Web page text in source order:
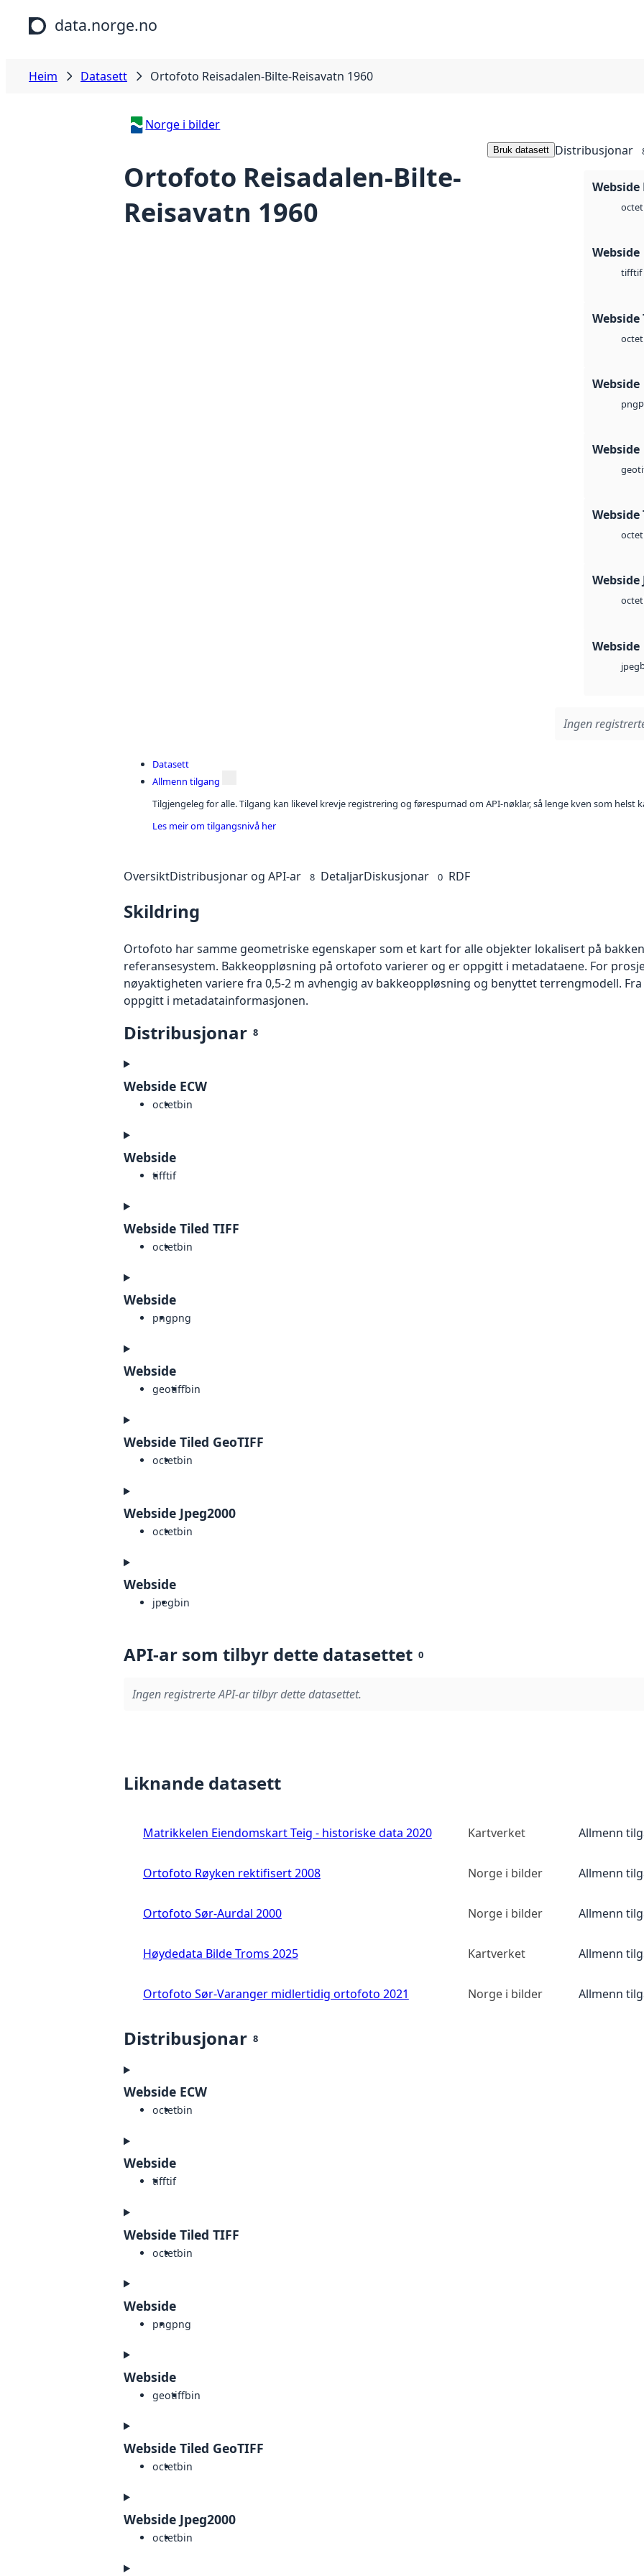
Hopp til hovudinnhald
data.norge.no
Heim Datasett Ortofoto Reisadalen-Bilte-Reisavatn 1960
Norge i bilder
Ortofoto Reisadalen-Bilte-
Reisavatn 1960
Bruk datasett Distribusjonar
Webside
octet
Webside
tifftif
Webside
octet
Webside
png
Webside
Webside
octet
Webside
octet
Webside
jpeg
Ingen
Datasett
Allmenn tilgang
Tilgjengeleg for alle. Tilgang kan likevel krevje registrering og førespurnad om API-nøklar, så lenge kven som helst
Les meir om tilgangsnivå her
OversiktDistribusjonar og API-ar 8 DetaljarDiskusjonar 0 RDF
Skildring
Ortofoto har samme geometriske egenskaper som et kart for alle objekter lokalisert på
referansesystem. Bakkeoppløsning på ortofoto varierer og er oppgitt i metadataene. For
nøyaktigheten variere fra 0,5-2 m avhengig av bakkeoppløsning og benyttet terrengmodell.
oppgitt i metadatainformasjonen.
Distribusjonar 8
Webside ECW
octetbin
Webside
tifftif
Webside Tiled TIFF
octetbin
Webside
pngpng
Webside
geotiffbin
Webside Tiled GeoTIFF
octetbin
Webside Jpeg2000
octetbin
Webside
jpegbin
API-ar som tilbyr dette datasettet 0
Ingen registrerte API-ar tilbyr dette datasettet.
Liknande datasett
Matrikkelen Eiendomskart Teig - historiske data 2020 Kartverket Allmenn
Ortofoto Røyken rektifisert 2008 Norge i bilder Allmenn
Ortofoto Sør-Aurdal 2000 Norge i bilder Allmenn
Høydedata Bilde Troms 2025 Kartverket Allmenn
Ortofoto Sør-Varanger midlertidig ortofoto 2021 Norge i bilder Allmenn
Distribusjonar 8
Webside ECW
octetbin
Webside
tifftif
Webside Tiled TIFF
octetbin
Webside
pngpng
Webside
geotiffbin
Webside Tiled GeoTIFF
octetbin
Webside Jpeg2000
octetbin